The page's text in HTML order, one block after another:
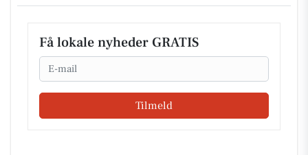
Få lokale nyheder GRATIS
Email
Tilmeld